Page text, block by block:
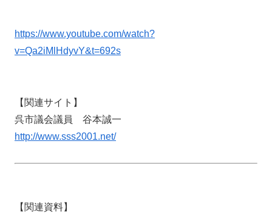
https://www.youtube.com/watch?
v=Qa2iMlHdyvY&t=692s
【関連サイト】
呉市議会議員 谷本誠一
http://www.sss2001.net/
【関連資料】